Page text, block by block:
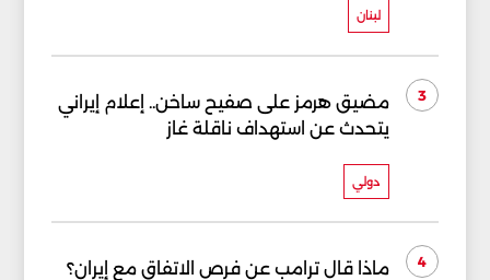
لبنان
3
مضيق هرمز على صفيح ساخن.. إعلام إيراني
يتحدث عن استهداف ناقلة غاز
دولي
4 ماذا قال ترامب عن فرص الاتفاق مع إيران؟